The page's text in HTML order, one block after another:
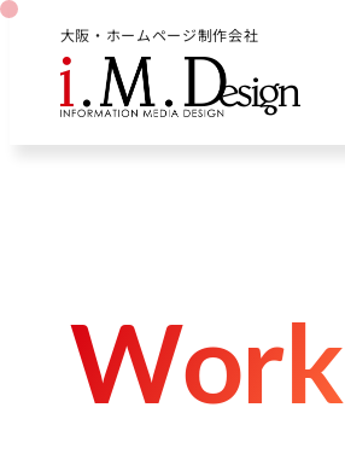
大阪・ホームページ制作会社
Work